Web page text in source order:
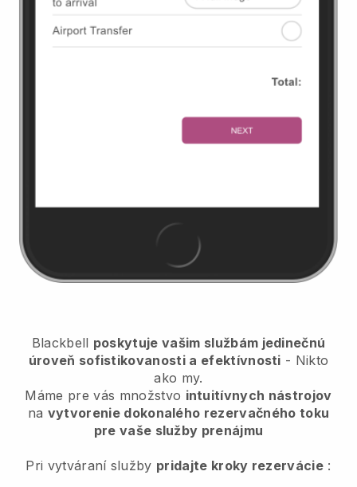
Blackbell poskytuje vašim službám jedinečnú
úroveň sofistikovanosti a efektívnosti - Nikto
ako my.
Máme pre vás množstvo intuitívnych nástrojov
na vytvorenie dokonalého rezervačného toku
pre vaše služby prenájmu
Pri vytváraní služby pridajte kroky rezervácie :